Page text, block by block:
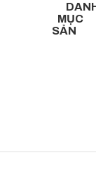
MỤC
SẢN